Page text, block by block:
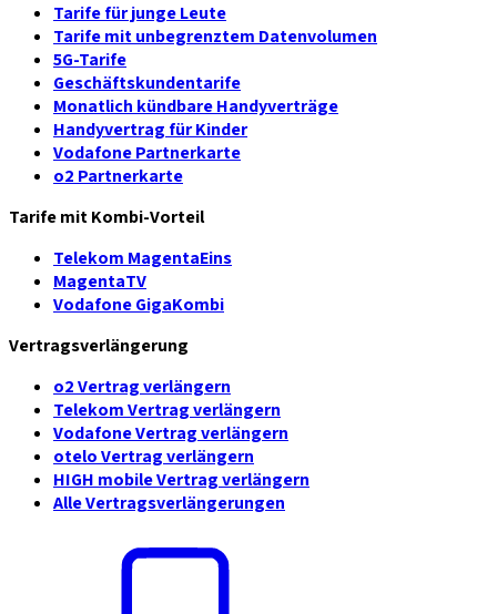
Tarife für junge Leute
Tarife mit unbegrenztem Datenvolumen
5G-Tarife
Geschäftskundentarife
Monatlich kündbare Handyverträge
Handyvertrag für Kinder
Vodafone Partnerkarte
o2 Partnerkarte
Tarife mit Kombi-Vorteil
Telekom MagentaEins
MagentaTV
Vodafone GigaKombi
Vertragsverlängerung
o2 Vertrag verlängern
Telekom Vertrag verlängern
Vodafone Vertrag verlängern
otelo Vertrag verlängern
HIGH mobile Vertrag verlängern
Alle Vertragsverlängerungen